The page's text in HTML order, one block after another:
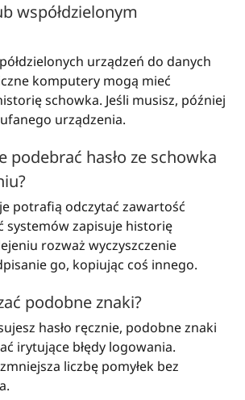
współdzielonym
urządzeń do danych
komputery mogą mieć
schowka. Jeśli musisz, później
urządzenia.
podebrać hasło ze schowka
potrafią odczytać zawartość
systemów zapisuje historię
rozważ wyczyszczenie
go, kopiując coś innego.
podobne znaki?
hasło ręcznie, podobne znaki
irytujące błędy logowania.
liczbę pomyłek bez